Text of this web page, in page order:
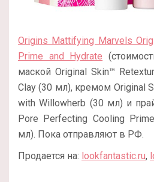
Origins Mattifying Marvels
Prime and Hydrate
маской Original Skin™
Clay (30 мл), кремом Original
with Willowherb (30 мл) и
Pore Perfecting Cooling
мл). Пока отправляют в РФ.
Продается на: lookfantastic.ru,